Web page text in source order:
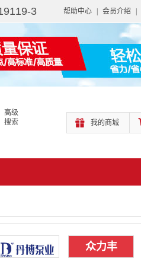
帮助中心 会员介绍
3
我的商城
高级
搜索
众力丰